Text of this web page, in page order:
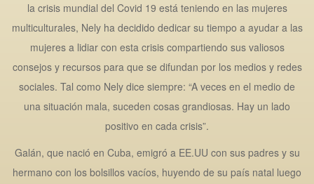
la crisis mundial del Covid 19 está teniendo en las mujeres
multiculturales, Nely ha decidido dedicar su tiempo a ayudar a las
mujeres a lidiar con esta crisis compartiendo sus valiosos
consejos y recursos para que se difundan por los medios y redes
sociales. Tal como Nely dice siempre: “A veces en el medio de
una situación mala, suceden cosas grandiosas. Hay un lado
positivo en cada crisis”.
Galán, que nació en Cuba, emigró a EE.UU con sus padres y su
hermano con los bolsillos vacíos, huyendo de su país natal luego